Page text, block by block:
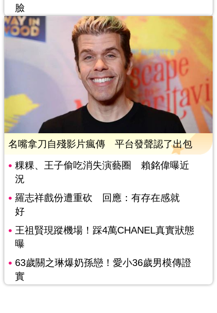
臉
名嘴拿刀自殘影片瘋傳 平台發聲認了出包
粿粿、王子偷吃消失演藝圈 賴銘偉曝近
況
羅志祥戲份遭重砍 回應：有存在感就
好
王祖賢現蹤機場！踩4萬CHANEL真實狀態
曝
63歲關之琳爆奶孫戀！愛小36歲男模傳證
實